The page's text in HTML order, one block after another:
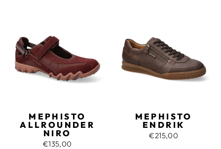
MEPHISTO
ALLROUNDER
NIRO
€135,00
MEPHISTO
ENDRIK
€215,00